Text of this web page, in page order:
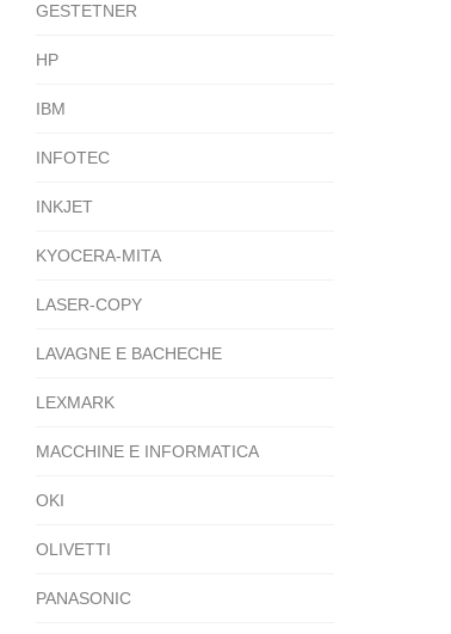
GESTETNER
HP
IBM
INFOTEC
INKJET
KYOCERA-MITA
LASER-COPY
LAVAGNE E BACHECHE
LEXMARK
MACCHINE E INFORMATICA
OKI
OLIVETTI
PANASONIC